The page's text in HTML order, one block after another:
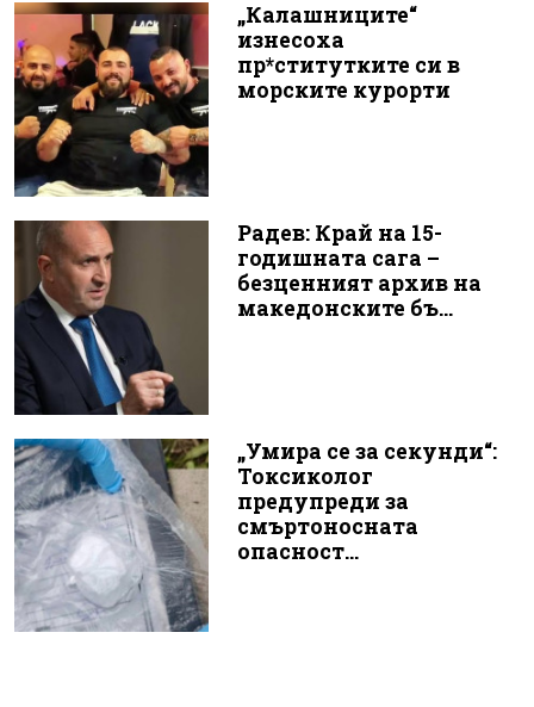
„Калашниците“
изнесоха
пр*ститутките си в
морските курорти
Радев: Край на 15-
годишната сага –
безценният архив на
македонските бъ...
„Умира се за секунди“:
Токсиколог
предупреди за
смъртоносната
опасност...